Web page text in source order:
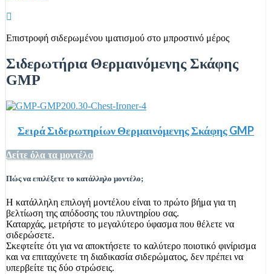
Επιστροφή σιδερωμένου ιματισμού στο μπροστινό μέρος
Σιδερωτήρια Θερμαινόμενης Σκάφης
GMP
Σειρά Σιδερωτηρίων Θερμαινόμενης Σκάφης GMP
Δείτε όλα τα μοντέλα
Πώς να επιλέξετε το κατάλληλο μοντέλο;
Η κατάλληλη επιλογή μοντέλου είναι το πρώτο βήμα για τη
βελτίωση της απόδοσης του πλυντηρίου σας.
Καταρχάς, μετρήστε το μεγαλύτερο ύφασμα που θέλετε να
σιδερώσετε.
Σκεφτείτε ότι για να αποκτήσετε το καλύτερο ποιοτικό φινίρισμα
και να επιταχύνετε τη διαδικασία σιδερώματος, δεν πρέπει να
υπερβείτε τις δύο στρώσεις.